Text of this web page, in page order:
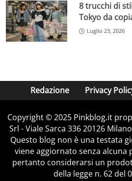
8 trucchi di
Tokyo da
Luglio 23, 2026
Redazione Privacy
Copyright © 2025 Pinkblog.it
Srl - Viale Sarca 336 20126
Questo blog non è una testata
viene aggiornato senza alcuna
pertanto considerarsi un
della legge n. 62 del